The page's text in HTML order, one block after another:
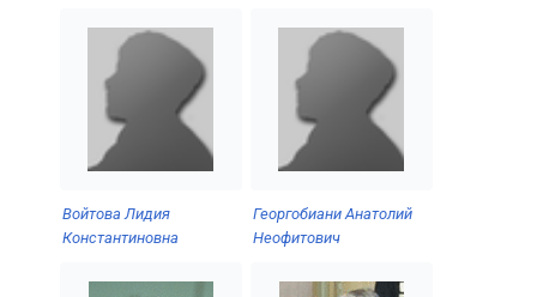
Войтова Лидия
Константиновна
Георгобиани Анатолий
Неофитович